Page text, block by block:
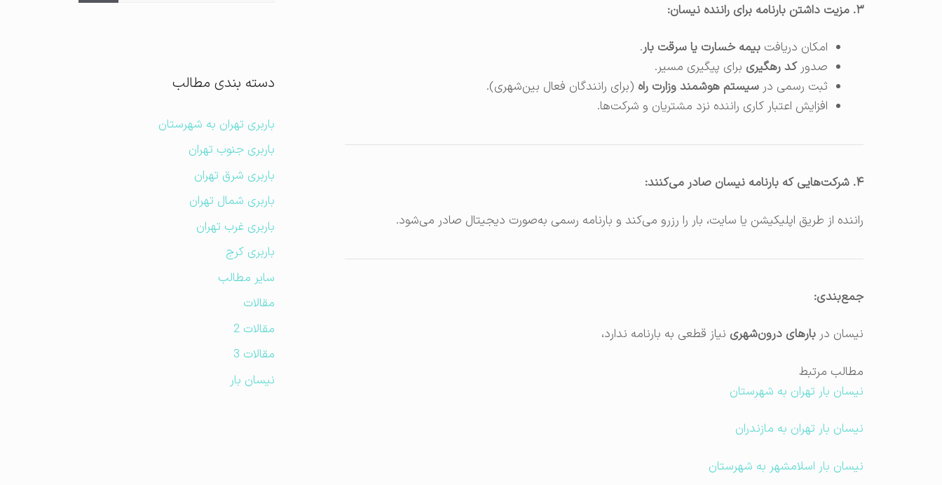
۳. مزیت داشتن بارنامه برای راننده نیسان:
امکان دریافت بیمه خسارت یا سرقت بار.
صدورکد رهگیری برای پیگیری مسیر.
ثبت رسمی درسیستم هوشمند وزارت راه (برای رانندگان فعال بین‌شهری).
افزایش اعتبار کاری راننده نزد مشتریان و شرکت‌ها.
۴. شرکت‌هایی که بارنامه نیسان صادر می‌کنند:
راننده از طریق اپلیکیشن یا سایت، بار را رزرو می‌کند و بارنامه رسمی به‌صورت دیجیتال صادر می‌شود.
جمع‌بندی:
نیسان دربارهای درون‌شهری نیاز قطعی به بارنامه ندارد،
مطالب مرتبط
نیسان بار تهران به شهرستان
نیسان بار تهران به مازندران
نیسان بار اسلامشهر به شهرستان
دسته بندی مطالب
باربری تهران به شهرستان
باربری جنوب تهران
باربری شرق تهران
باربری شمال تهران
باربری غرب تهران
باربری کرج
سایر مطالب
مقالات
مقالات 2
مقالات 3
نیسان بار